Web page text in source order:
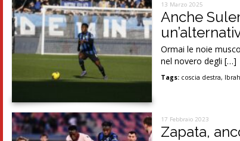
13 Marzo 2025
Anche
Ormai le noie
nel novero degli […]
Tags: coscia destra,
17 Febbraio 2023
Zapata,